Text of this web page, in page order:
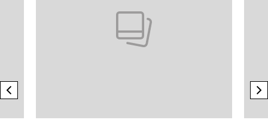
previous element